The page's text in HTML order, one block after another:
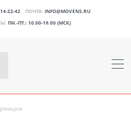
22-42 ПОЧТА: INFO@MOVENS.RU
ПН.-ПТ.: 10.00-19.00 (МСК)